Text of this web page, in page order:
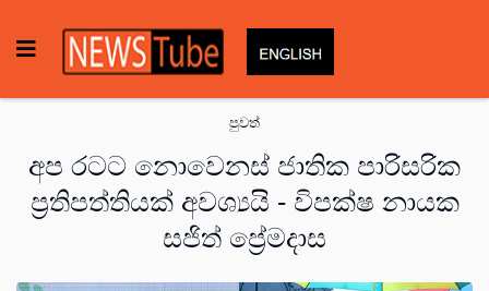
පුවත්
අප රටට නොවෙනස් ජාතික පාරිසරික
ප්‍රතිපත්තියක් අවශ්‍යයි - විපක්ෂ නායක
සජිත් ප්‍රේමදාස